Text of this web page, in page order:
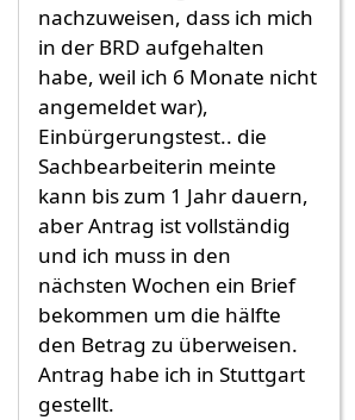
nachzuweisen, dass ich mich
in der BRD aufgehalten
habe, weil ich 6 Monate nicht
angemeldet war),
Einbürgerungstest.. die
Sachbearbeiterin meinte
kann bis zum 1 Jahr dauern,
aber Antrag ist vollständig
und ich muss in den
nächsten Wochen ein Brief
bekommen um die hälfte
den Betrag zu überweisen.
Antrag habe ich in Stuttgart
gestellt.